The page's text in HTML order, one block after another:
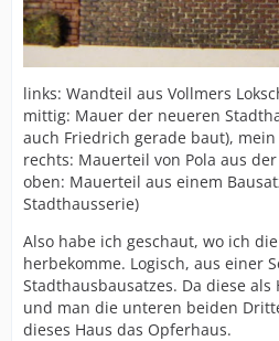
links: Wandteil aus Vollmers
mittig: Mauer der neueren
auch Friedrich gerade baut), mein
rechts: Mauerteil von Pola aus
oben: Mauerteil aus einem
Stadthausserie)
Also habe ich geschaut, wo ich
herbekomme. Logisch, aus einer
Stadthausbausatzes. Da diese
und man die unteren beiden
dieses Haus das Opferhaus.